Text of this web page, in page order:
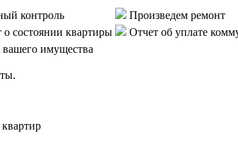
контроль
Произведем ремонт
о состоянии квартиры
Отчет об уплате
вашего имущества